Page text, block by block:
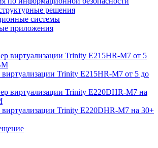
решения
системы
приложения
виртуализации Trinity E215HR-M7 от 5 до
виртуализации Trinity E220DHR-M7 на 30+